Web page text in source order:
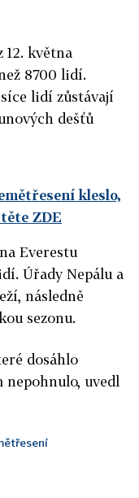
12. května
8700 lidí.
lidí zůstávají
dešťů
kleslo,
ZDE
Everestu
Úřady Nepálu a
následně
sezonu.
dosáhlo
nepohnulo, uvedl